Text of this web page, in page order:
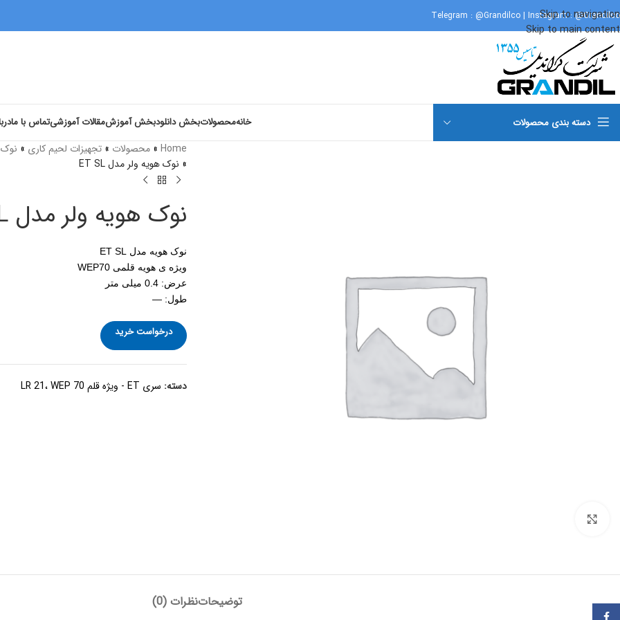
Skip to navigation
Skip to main content
Telegram : @Grandilco | Instagram :@Grandilco
دسته بندی محصولات خانهمحصولاتبخش دانلودبخش آموزشمقالات آموزشیتماس با ما
Home
» محصولات » تجهیزات لحیم کاری » نوک
» نوک هویه ولر مدل ET SL
نوک هویه ولر مدل ET SL
نوک هویه مدل ET SL
ویژه ی هویه قلمی WEP70
عرض: 0.4 میلی متر
طول: —
درخواست خرید
دسته: سری ET - ویژه قلم LR 21، WEP 70
توضیحاتنظرات (0)